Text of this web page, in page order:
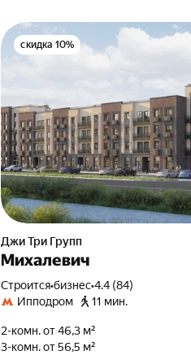
скидка 10%
Джи Три Групп
Михалевич
Строится•бизнес•4.4 (84)
Ипподром
11 мин.
2-комн. от 46,3 м²
3-комн. от 56,5 м²